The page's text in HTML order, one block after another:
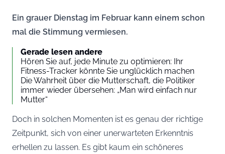
Ein grauer Dienstag im Februar kann einem schon
mal die Stimmung vermiesen.
Gerade lesen andere
Hören Sie auf, jede Minute zu optimieren: Ihr
Fitness-Tracker könnte Sie unglücklich machen
Die Wahrheit über die Mutterschaft, die Politiker
immer wieder übersehen: „Man wird einfach nur
Mutter“
Doch in solchen Momenten ist es genau der richtige
Zeitpunkt, sich von einer unerwarteten Erkenntnis
erhellen zu lassen. Es gibt kaum ein schöneres